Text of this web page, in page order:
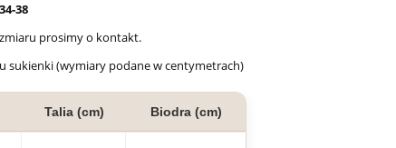
34-38
prosimy o kontakt.
sukienki (wymiary podane w centymetrach)
Talia (cm) Biodra (cm)